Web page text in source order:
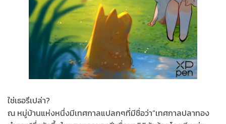
ใช่เธอรึเปล่า?
ณ​ หมู่บ้านแห่ง​หนึ่ง​มีเทศกาล​แปลกๆที่มีชื่อว่า​“เทศกาลปลาทอง